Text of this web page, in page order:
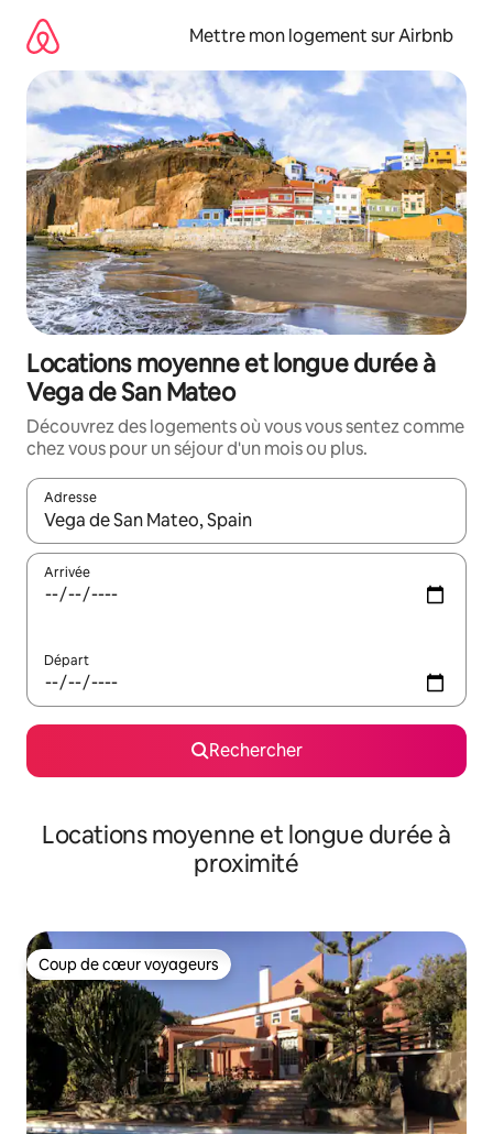
directement
contenu
Mettre mon logement sur Airbnb
Locations moyenne et longue durée à
Vega de San Mateo
Découvrez des logements où vous vous sentez comme
chez vous pour un séjour d'un mois ou plus.
Adresse
Lorsque les résultats s'affichent, utilisez les flèches vers le
Arrivée
Départ
Rechercher
Locations moyenne et longue durée à
proximité
Coup de cœur voyageurs
Coup de cœur voyageurs